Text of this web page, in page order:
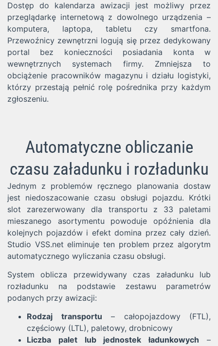
Dostęp do kalendarza awizacji jest możliwy przez
przeglądarkę internetową z dowolnego urządzenia –
komputera, laptopa, tabletu czy smartfona.
Przewoźnicy zewnętrzni logują się przez dedykowany
portal bez konieczności posiadania konta w
wewnętrznych systemach firmy. Zmniejsza to
obciążenie pracowników magazynu i działu logistyki,
którzy przestają pełnić rolę pośrednika przy każdym
zgłoszeniu.
Automatyczne obliczanie
czasu załadunku i rozładunku
Jednym z problemów ręcznego planowania dostaw
jest niedoszacowanie czasu obsługi pojazdu. Krótki
slot zarezerwowany dla transportu z 33 paletami
mieszanego asortymentu powoduje opóźnienia dla
kolejnych pojazdów i efekt domina przez cały dzień.
Studio VSS.net eliminuje ten problem przez algorytm
automatycznego wyliczania czasu obsługi.
System oblicza przewidywany czas załadunku lub
rozładunku na podstawie zestawu parametrów
podanych przy awizacji:
Rodzaj transportu – całopojazdowy (FTL),
częściowy (LTL), paletowy, drobnicowy
Liczba palet lub jednostek ładunkowych –